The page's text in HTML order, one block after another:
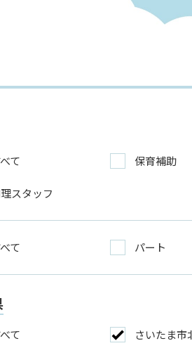
て 保育補助
スタッフ
て パート
て さいたま市